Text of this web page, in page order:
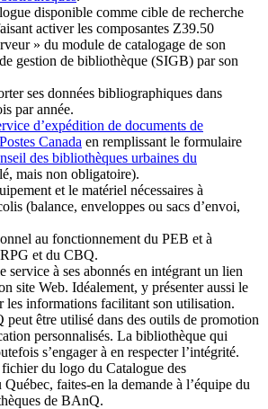
disponible comme cible de recherche
activer les composantes Z39.50
» du module de catalogage de son
gestion de bibliothèque (SIGB) par son
ses données bibliographiques dans
par année.
d’expédition de documents de
Canada en remplissant le formulaire
des bibliothèques urbaines du
mais non obligatoire).
et le matériel nécessaires à
(balance, enveloppes ou sacs d’envoi,
au fonctionnement du PEB et à
et du CBQ.
service à ses abonnés en intégrant un lien
site Web. Idéalement, y présenter aussi le
les informations facilitant son utilisation.
être utilisé dans des outils de promotion
personnalisés. La bibliothèque qui
s’engager à en respecter l’intégrité.
du logo du Catalogue des
faites-en la demande à l’équipe du
de BAnQ.